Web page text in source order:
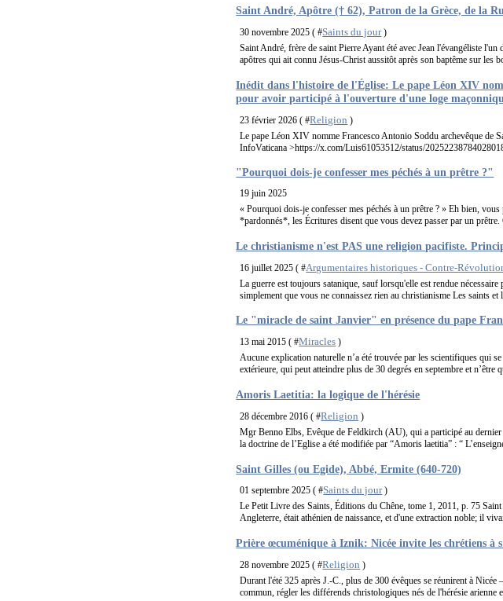
Saint André, Apôtre († 62), Patron de la Grèce, de la
30 novembre 2025 ( #Saints du jour)
Saint André, frère de saint Pierre Ayant été avec Jean l'évangéliste
apôtres qui ait connu Jésus-Christ aussitôt après son baptême sur les
Inédit dans l'histoire de l'Église: Le pape Léon XIV
pour avoir participé à l'ouverture d'une loge
23 février 2026 ( #Religion )
Le pape Léon XIV nomme Francesco Antonio Soddu archevêque de
InfoVaticana >https://x.com/Luis61053512/status/
"Pourquoi dois-je confesser mes péchés à un prêtre ?"
19 juin 2025
« Pourquoi dois-je confesser mes péchés à un prêtre ? » Eh bien,
*pardonnés*, les Écritures disent que vous devez passer par un
Le christianisme n'est PAS une religion pacifiste.
16 juillet 2025 ( #Argumentaires historiques - Contre-
La guerre est toujours satanique, sauf lorsqu'elle est rendue
simplement que vous ne connaissez rien au christianisme Les saints et
Le "miracle de saint Janvier" en présence du pape
13 mai 2015 ( #Miracles )
Aucune explication naturelle n’a été trouvée par les scientifiques qui
extérieure, qui peut atteindre plus de 30 degrés en septembre et n’être
Amoris Laetitia: la logique de l'hérésie
28 décembre 2016 ( #Religion )
Mgr Benno Elbs, Evêque de Feldkirch (AU), qui a participé au
la doctrine de l’Eglise a été modifiée par “Amoris laetitia” : “
Saint Gilles (ou Egide), Abbé, Ermite (640-720)
01 septembre 2025 ( #Saints du jour)
Le Petit Livre des Saints, Éditions du Chêne, tome 1, 2011, p. 75
Angleterre, était athénien de naissance, et d'une extraction noble; il
Prière œcuménique à Iznik: Nicée invite les chrétiens à
28 novembre 2025 ( #Religion )
Durant l'été 325 après J.-C., plus de 300 évêques se réunirent à
commun, régler les différends christologiques nés de l'hérésie arienne